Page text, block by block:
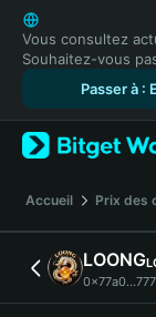
English
日本語
Tiếng Việt
Español
Türkçe
Français
Deutsch
简体中文
繁體中文
Português
Vous consultez
Souhaitez-vous
Passer à :
Accueil Prix des
LOONG